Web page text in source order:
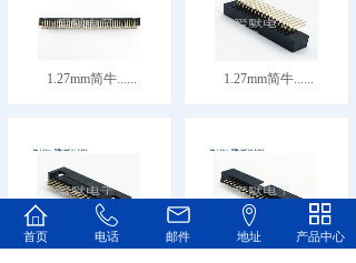
1.27mm简牛...... 1.27mm简牛......
1.27mm简牛...... 1.27mm简牛......
首页 电话 邮件 地址 产品中心